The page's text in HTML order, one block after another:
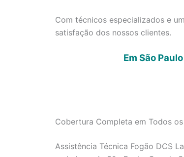
Com técnicos especializados e
satisfação dos nossos clientes.
Em São
Cobertura Completa em Todos
Assistência Técnica Fogão DCS